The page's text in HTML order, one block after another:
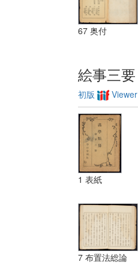
67 奥付
絵事三要
初版 Viewer
1 表紙
7 布置法総論